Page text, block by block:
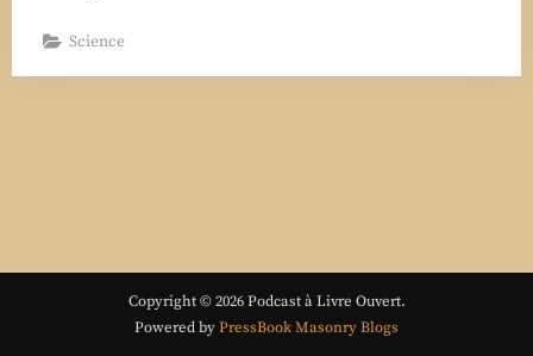
Science
Copyright © 2026 Podcast à Livre Ouvert.
Powered byPressBook Masonry Blogs